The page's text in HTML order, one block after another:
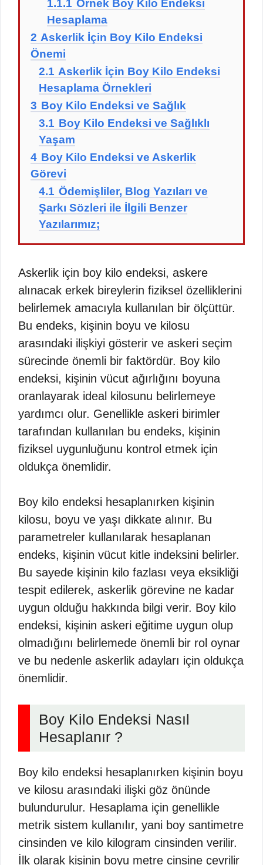
1.1.1 Örnek Boy Kilo Endeksi
Hesaplama
2 Askerlik İçin Boy Kilo Endeksi
Önemi
2.1 Askerlik İçin Boy Kilo Endeksi
Hesaplama Örnekleri
3 Boy Kilo Endeksi ve Sağlık
3.1 Boy Kilo Endeksi ve Sağlıklı
Yaşam
4 Boy Kilo Endeksi ve Askerlik
Görevi
4.1 Ödemişliler, Blog Yazıları ve
Şarkı Sözleri ile İlgili Benzer
Yazılarımız;
Askerlik için boy kilo endeksi, askere
alınacak erkek bireylerin fiziksel özelliklerini
belirlemek amacıyla kullanılan bir ölçüttür.
Bu endeks, kişinin boyu ve kilosu
arasındaki ilişkiyi gösterir ve askeri seçim
sürecinde önemli bir faktördür. Boy kilo
endeksi, kişinin vücut ağırlığını boyuna
oranlayarak ideal kilosunu belirlemeye
yardımcı olur. Genellikle askeri birimler
tarafından kullanılan bu endeks, kişinin
fiziksel uygunluğunu kontrol etmek için
oldukça önemlidir.
Boy kilo endeksi hesaplanırken kişinin
kilosu, boyu ve yaşı dikkate alınır. Bu
parametreler kullanılarak hesaplanan
endeks, kişinin vücut kitle indeksini belirler.
Bu sayede kişinin kilo fazlası veya eksikliği
tespit edilerek, askerlik görevine ne kadar
uygun olduğu hakkında bilgi verir. Boy kilo
endeksi, kişinin askeri eğitime uygun olup
olmadığını belirlemede önemli bir rol oynar
ve bu nedenle askerlik adayları için oldukça
önemlidir.
Boy Kilo Endeksi Nasıl
Hesaplanır ?
Boy kilo endeksi hesaplanırken kişinin boyu
ve kilosu arasındaki ilişki göz önünde
bulundurulur. Hesaplama için genellikle
metrik sistem kullanılır, yani boy santimetre
cinsinden ve kilo kilogram cinsinden verilir.
İlk olarak kişinin boyu metre cinsine çevrilir